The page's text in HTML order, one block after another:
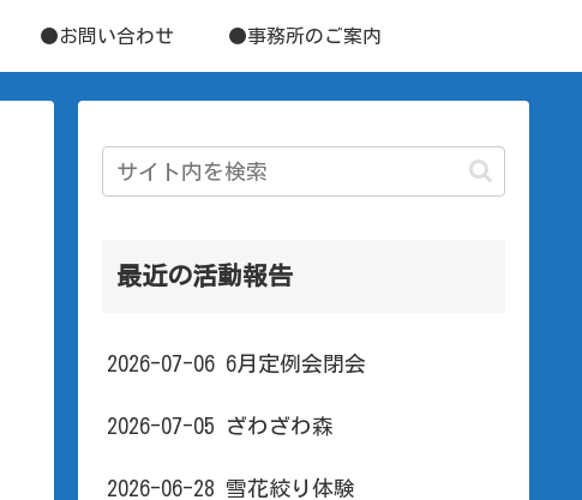
●お問い合わせ ●事務所のご案内
最近の活動報告
2026-07-06 6月定例会閉会
2026-07-05 ざわざわ森
2026-06-28 雪花絞り体験